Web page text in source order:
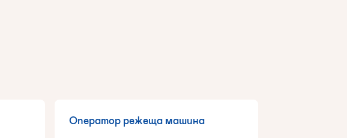
Оператор режеща машина